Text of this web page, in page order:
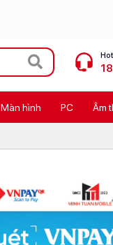
Galaxy Z8 Series
Ốp lưng Pitaka
Ốp lưng Apple
Màn hình PC Âm